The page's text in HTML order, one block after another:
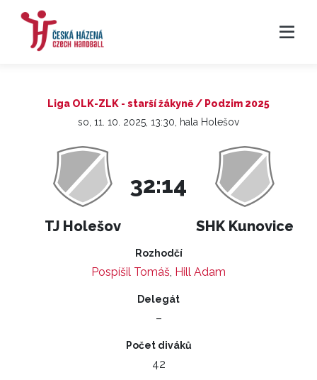
Liga OLK-ZLK - starší žákyně / Podzim 2025
so, 11. 10. 2025, 13:30, hala Holešov
TJ Holešov
32:14
SHK Kunovice
Rozhodčí
Pospíšil Tomáš, Hill Adam
Delegát
–
Počet diváků
42